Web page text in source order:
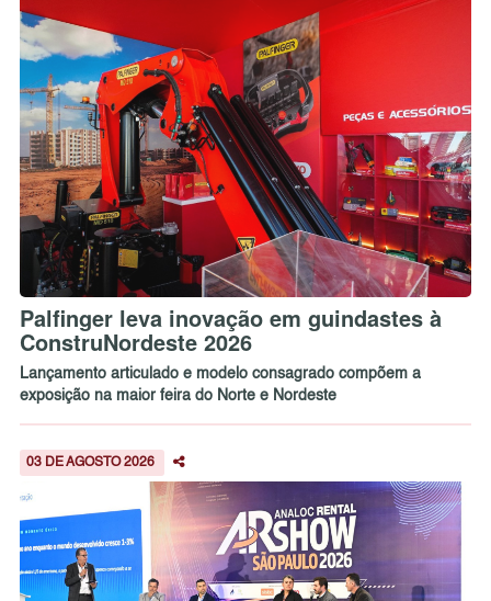
Palfinger leva inovação em guindastes à
ConstruNordeste 2026
Lançamento articulado e modelo consagrado compõem a
exposição na maior feira do Norte e Nordeste
03 DE AGOSTO 2026